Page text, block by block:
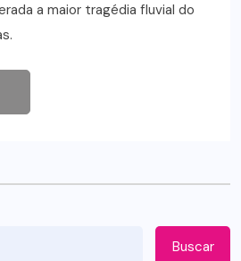
a maior tragédia fluvial do
Buscar